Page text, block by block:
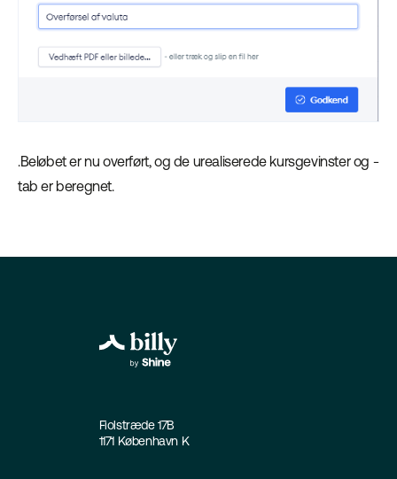
.Beløbet er nu overført, og de urealiserede kursgevinster og -
tab er beregnet.
Fiolstræde 17B
1171 København K